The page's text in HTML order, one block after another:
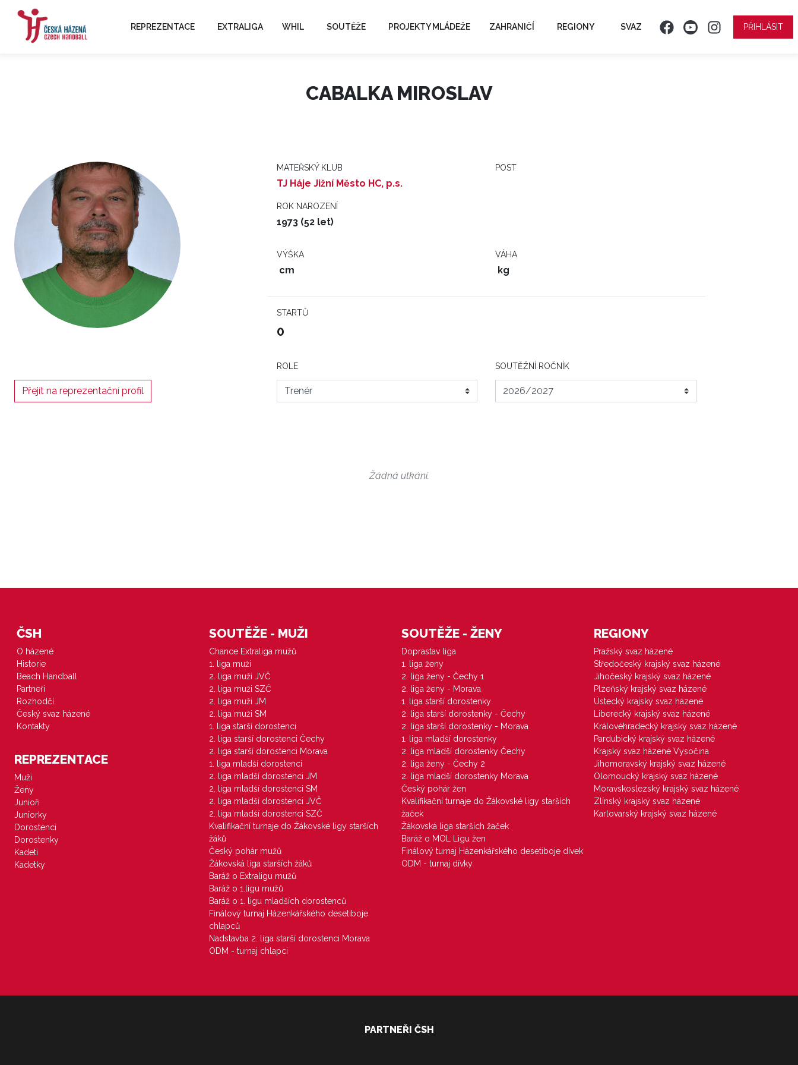
REPREZENTACE EXTRALIGA WHIL SOUTĚŽE PROJEKTY MLÁDEŽE ZAHRANIČÍ REGIONY SVAZ PŘIHLÁSIT
CABALKA MIROSLAV
MATEŘSKÝ KLUB
TJ Háje Jižní Město HC, p.s.
POST
ROK NAROZENÍ
1973 (52 let)
VÝŠKA
cm
VÁHA
kg
STARTŮ
0
Přejít na reprezentační profil
ROLE SOUTĚŽNÍ ROČNÍK
Žádná utkání.
ČSH
O házené
Historie
Beach Handball
Partneři
Rozhodčí
Český svaz házené
Kontakty
REPREZENTACE
Muži
Ženy
Junioři
Juniorky
Dorostenci
Dorostenky
Kadeti
Kadetky
SOUTĚŽE - MUŽI
Chance Extraliga mužů
1. liga muži
2. liga muži JVČ
2. liga muži SZČ
2. liga muži JM
2. liga muži SM
1. liga starší dorostenci
2. liga starší dorostenci Čechy
2. liga starší dorostenci Morava
1. liga mladší dorostenci
2. liga mladší dorostenci JM
2. liga mladší dorostenci SM
2. liga mladší dorostenci JVČ
2. liga mladší dorostenci SZČ
Kvalifikační turnaje do Žákovské ligy starších
žáků
Český pohár mužů
Žákovská liga starších žáků
Baráž o Extraligu mužů
Baráž o 1.ligu mužů
Baráž o 1. ligu mladších dorostenců
Finálový turnaj Házenkářského desetiboje
chlapců
Nadstavba 2. liga starší dorostenci Morava
ODM - turnaj chlapci
SOUTĚŽE - ŽENY
Doprastav liga
1. liga ženy
2. liga ženy - Čechy 1
2. liga ženy - Morava
1. liga starší dorostenky
2. liga starší dorostenky - Čechy
2. liga starší dorostenky - Morava
1. liga mladší dorostenky
2. liga mladší dorostenky Čechy
2. liga ženy - Čechy 2
2. liga mladší dorostenky Morava
Český pohár žen
Kvalifikační turnaje do Žákovské ligy starších
žaček
Žákovská liga starších žaček
Baráž o MOL Ligu žen
Finálový turnaj Házenkářského desetiboje dívek
ODM - turnaj dívky
REGIONY
Pražský svaz házené
Středočeský krajský svaz házené
Jihočeský krajský svaz házené
Plzeňský krajský svaz házené
Ústecký krajský svaz házené
Liberecký krajský svaz házené
Královéhradecký krajský svaz házené
Pardubický krajský svaz házené
Krajský svaz házené Vysočina
Jihomoravský krajský svaz házené
Olomoucký krajský svaz házené
Moravskoslezský krajský svaz házené
Zlínský krajský svaz házené
Karlovarský krajský svaz házené
PARTNEŘI ČSH